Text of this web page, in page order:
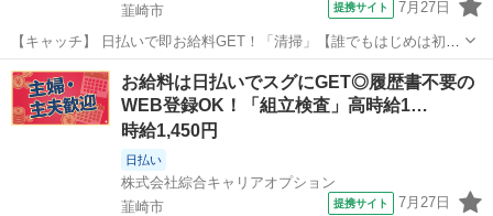
韮崎市
提携サイト 7月27日
【キャッチ】 日払いで即お給料GET！「清掃」【誰でもはじめは初心
者♪】モノ足りない方に・残業20H未満♪高時給1220円！ 【コメント】
弊社なら事前の職場見学が多数！お仕事安心スタート★★ 「派遣では
働いたことが無く...
山梨 韮崎市 工場
お給料は日払いでスグにGET◎履歴書不要の
WEB登録OK！「組立検査」高時給1…
時給1,450円
日払い
株式会社綜合キャリアオプション
韮崎市
提携サイト 7月27日